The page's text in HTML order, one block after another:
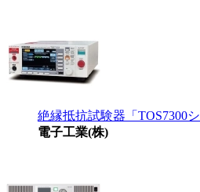
絶縁抵抗試験器「TOS7300
電子工業(株)